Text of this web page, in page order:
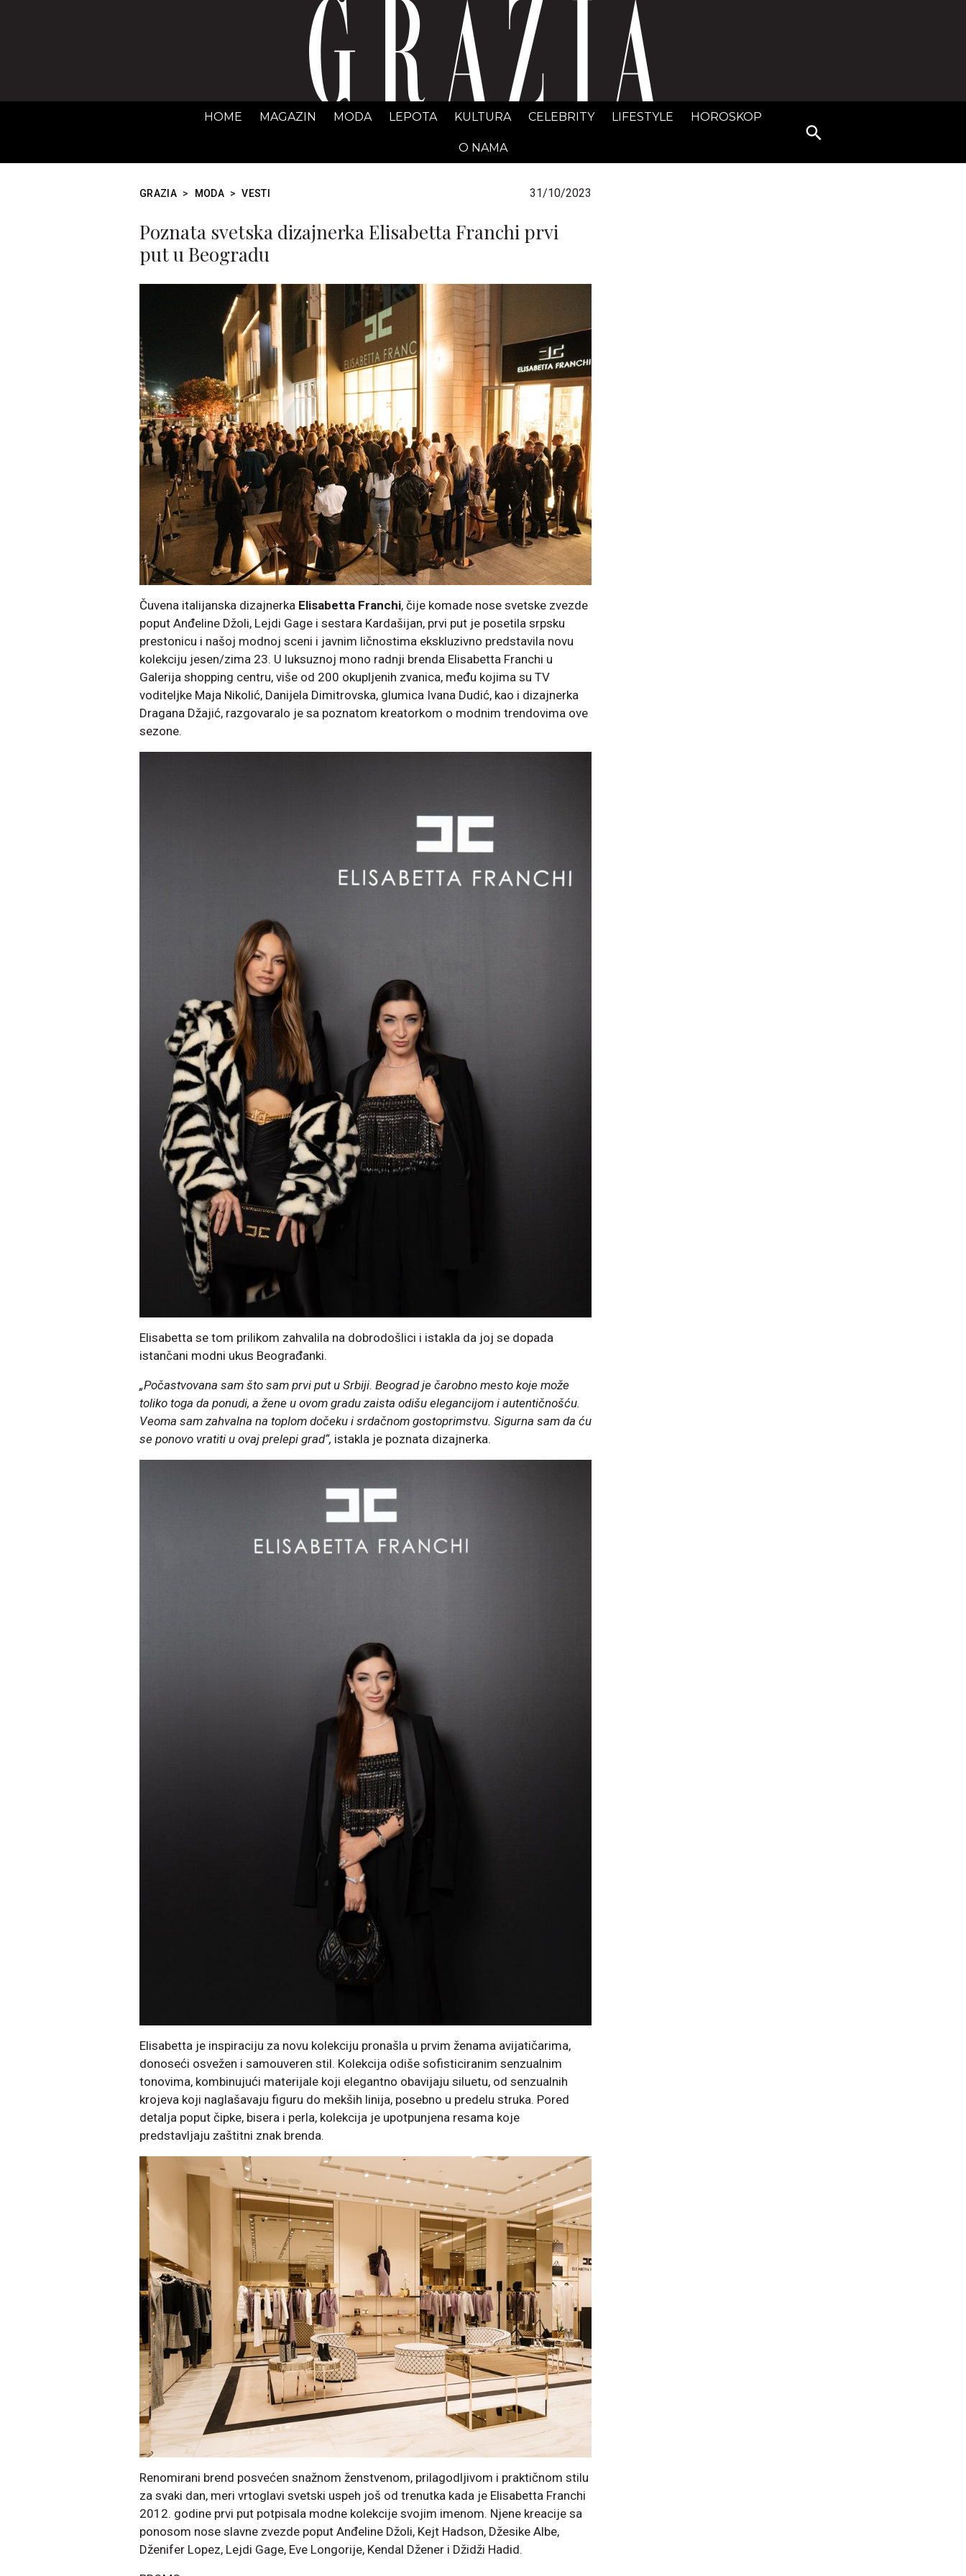
GRAZIA Srbija
HOME MAGAZIN MODA LEPOTA KULTURA CELEBRITY LIFESTYLE HOROSKOP
O NAMA
Search
for:
GRAZIA > MODA > VESTI 31/10/2023
Poznata svetska dizajnerka Elisabetta Franchi prvi
put u Beogradu
Čuvena italijanska dizajnerka Elisabetta Franchi, čije komade nose svetske zvezde
poput Anđeline Džoli, Lejdi Gage i sestara Kardašijan, prvi put je posetila srpsku
prestonicu i našoj modnoj sceni i javnim ličnostima ekskluzivno predstavila novu
kolekciju jesen/zima 23. U luksuznoj mono radnji brenda Elisabetta Franchi u
Galerija shopping centru, više od 200 okupljenih zvanica, među kojima su TV
voditeljke Maja Nikolić, Danijela Dimitrovska, glumica Ivana Dudić, kao i dizajnerka
Dragana Džajić, razgovaralo je sa poznatom kreatorkom o modnim trendovima ove
sezone.
Elisabetta se tom prilikom zahvalila na dobrodošlici i istakla da joj se dopada
istančani modni ukus Beograđanki.
„Počastvovana sam što sam prvi put u Srbiji. Beograd je čarobno mesto koje može
toliko toga da ponudi, a žene u ovom gradu zaista odišu elegancijom i autentičnošću.
Veoma sam zahvalna na toplom dočeku i srdačnom gostoprimstvu. Sigurna sam da ću
se ponovo vratiti u ovaj prelepi grad“, istakla je poznata dizajnerka.
Elisabetta je inspiraciju za novu kolekciju pronašla u prvim ženama avijatičarima,
donoseći osvežen i samouveren stil. Kolekcija odiše sofisticiranim senzualnim
tonovima, kombinujući materijale koji elegantno obavijaju siluetu, od senzualnih
krojeva koji naglašavaju figuru do mekših linija, posebno u predelu struka. Pored
detalja poput čipke, bisera i perla, kolekcija je upotpunjena resama koje
predstavljaju zaštitni znak brenda.
Renomirani brend posvećen snažnom ženstvenom, prilagodljivom i praktičnom stilu
za svaki dan, meri vrtoglavi svetski uspeh još od trenutka kada je Elisabetta Franchi
2012. godine prvi put potpisala modne kolekcije svojim imenom. Njene kreacije sa
ponosom nose slavne zvezde poput Anđeline Džoli, Kejt Hadson, Džesike Albe,
Dženifer Lopez, Lejdi Gage, Eve Longorije, Kendal Džener i Džidži Hadid.